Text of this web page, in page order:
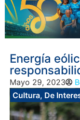
Energía
Mayo 29, 2023
Cultura, De